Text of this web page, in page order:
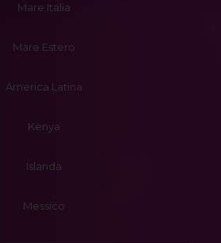
Mare Italia
Mare Estero
America Latina
Kenya
Islanda
Messico